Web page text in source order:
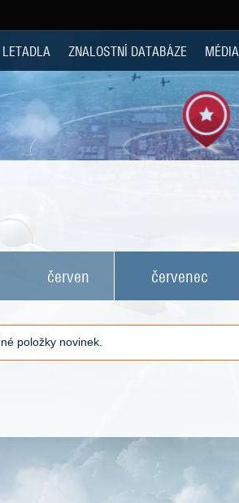
LETADLA ZNALOSTNÍ DATABÁZE MÉDIA
červen červenec
položky novinek.